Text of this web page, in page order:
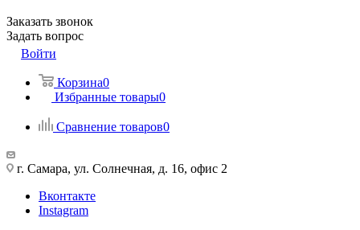
Заказать звонок
Задать вопрос
Войти
Корзина0
Избранные товары0
Сравнение товаров0
г. Самара, ул. Солнечная, д. 16, офис 2
Вконтакте
Instagram